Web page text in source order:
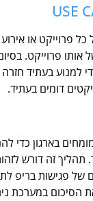
USE
פרוייקט או
אותו פרוייקט.
למנוע בעתיד
דומים בעתיד.
בארגון כדי
תהליך זה דורש
של פגישות בריפ
הסיכום במערכת